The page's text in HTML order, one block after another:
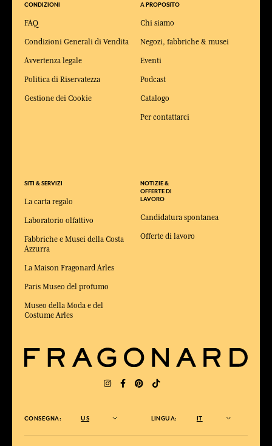
CONDIZIONI
FAQ
Condizioni Generali di Vendita
Avvertenza legale
Politica di Riservatezza
Gestione dei Cookie
SITI & SERVIZI
La carta regalo
Laboratorio olfattivo
Fabbriche e Musei della Costa
Azzurra
La Maison Fragonard Arles
Paris Museo del profumo
Museo della Moda e del
Costume Arles
A PROPOSITO
Chi siamo
Negozi, fabbriche & musei
Eventi
Podcast
Catalogo
Per contattarci
NOTIZIE &
OFFERTE DI
LAVORO
Candidatura spontanea
Offerte di lavoro
CONSEGNA: US LINGUA: IT